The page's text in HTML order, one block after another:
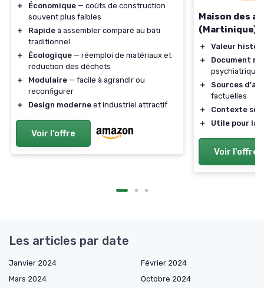
＋ Économique — coûts de construction
souvent plus faibles
＋
Rapide à assembler comparé au bâti
traditionnel
＋
Écologique — réemploi de matériaux et
réduction des déchets
＋
Modulaire — facile à agrandir ou
reconfigurer
＋
Design moderne et industriel attractif
Voir l'offre
Maison des
(Martinique)
＋
Valeur
＋
Document
psychiatrique
＋
Sources
factuelles
＋
Contexte
＋
Utile pour la
Voir l'offre
Les articles par date
Janvier 2024
Février 2024
Mars 2024
Octobre 2024